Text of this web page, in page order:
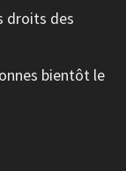
droits des
bientôt le